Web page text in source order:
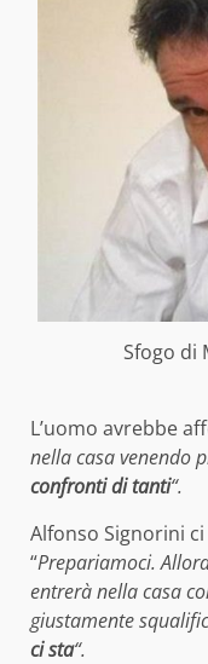
Sfogo di
L’uomo avrebbe
nella casa venendo
confronti di tanti“.
Alfonso Signorini
“Prepariamoci.
entrerà nella casa
giustamente
ci sta“.